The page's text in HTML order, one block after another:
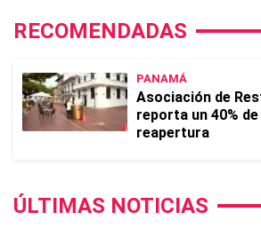
RECOMENDADAS
PANAMÁ
Asociación de
reporta un 40%
reapertura
ÚLTIMAS NOTICIAS